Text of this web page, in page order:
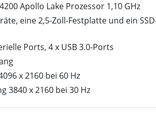
Marine-Produkte
Marine-Panel-PCs
Eingebettete Computer für die Marine
Edelstahlqualität
Edelstahl-Panel-PCs
Apollo Lake Prozessor 1,10 GHz
eine 2,5-Zoll-Festplatte und ein
Ports, 4 x USB 3.0-Ports
x 2160 bei 60 Hz
3840 x 2160 bei 30 Hz